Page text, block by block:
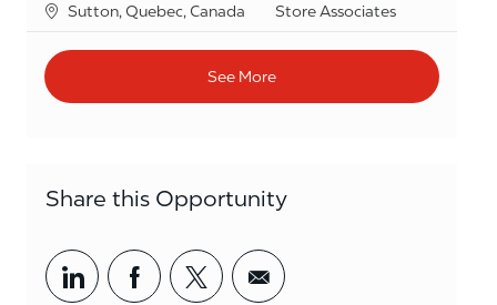
Location
Sutton, Quebec, Canada Category
Store Associates
See More
Share this Opportunity
Share via LinkedIn
Share via Facebook
Share via twitter
Share via email